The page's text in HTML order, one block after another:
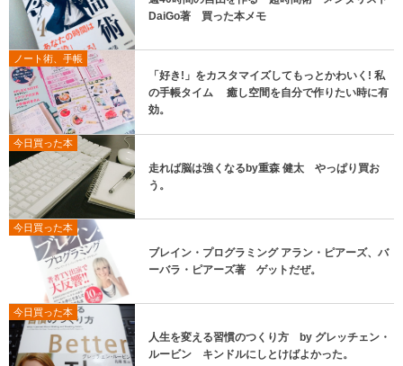
DaiGo著 買った本メモ
ノート術、手帳
「好き!」をカスタマイズしてもっとかわいく! 私
の手帳タイム 癒し空間を自分で作りたい時に有
効。
今日買った本
走れば脳は強くなるby重森 健太 やっぱり買お
う。
今日買った本
ブレイン・プログラミング アラン・ピアーズ、バ
ーバラ・ピアーズ著 ゲットだぜ。
今日買った本
人生を変える習慣のつくり方 by グレッチェン・
ルービン キンドルにしとけばよかった。